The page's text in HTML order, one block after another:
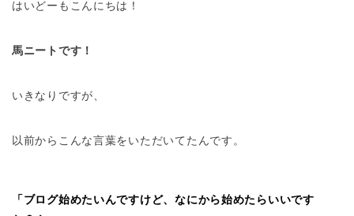
はいどーもこんにちは！
馬ニートです！
いきなりですが、
以前からこんな言葉をいただいてたんです。
「ブログ始めたいんですけど、なにから始めたらいいです